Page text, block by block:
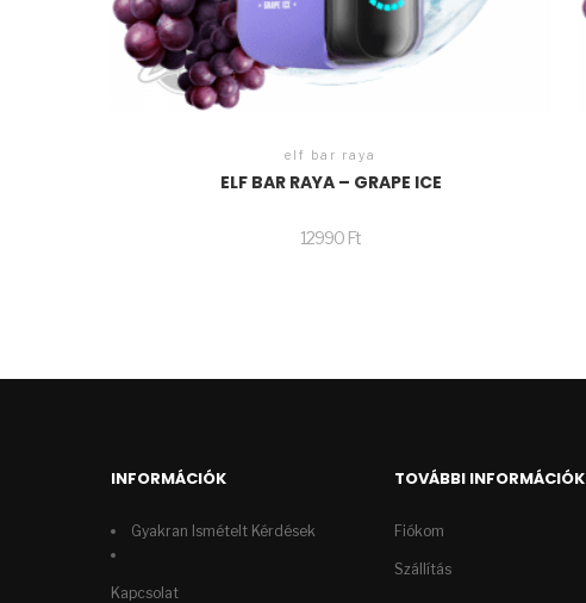
elf bar raya
ELF BAR RAYA – GRAPE ICE
12990 Ft
INFORMÁCIÓK
Gyakran Ismételt Kérdések
Kapcsolat
TOVÁBBI INFORMÁCIÓK
Fiókom
Szállítás